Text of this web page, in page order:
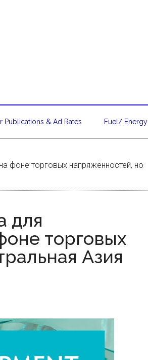
Publications & Ad Rates Fuel/ Energy
фоне торговых напряжённостей, но
для
торговых
Азия